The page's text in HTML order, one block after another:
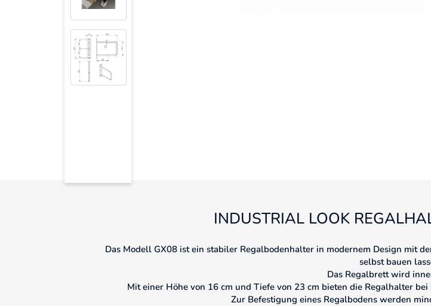
INDUSTRIAL LOOK
Das Modell GX08 ist ein stabiler Regalbodenhalter in modernem Design mit
selbst bauen
Das Regalbrett wird
Mit einer Höhe von 16 cm und Tiefe von 23 cm bieten die Regalhalter
Zur Befestigung eines Regalbodens werden